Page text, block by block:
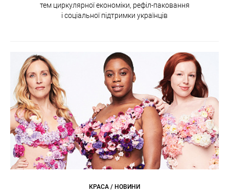
тем циркулярної економіки, рефіл-паковання
і соціальної підтримки українців
КРАСА / НОВИНИ